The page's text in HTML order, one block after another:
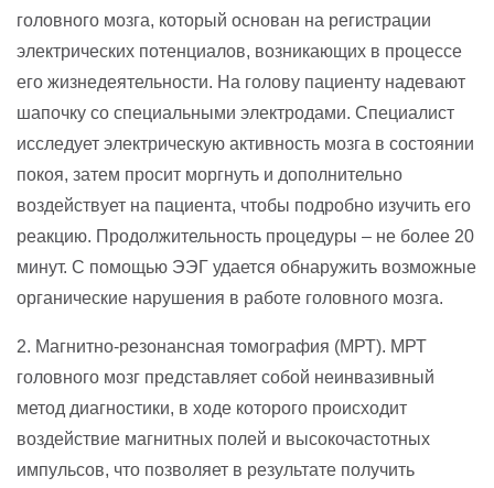
головного мозга, который основан на регистрации
электрических потенциалов, возникающих в процессе
его жизнедеятельности. На голову пациенту надевают
шапочку со специальными электродами. Специалист
исследует электрическую активность мозга в состоянии
покоя, затем просит моргнуть и дополнительно
воздействует на пациента, чтобы подробно изучить его
реакцию. Продолжительность процедуры – не более 20
минут. С помощью ЭЭГ удается обнаружить возможные
органические нарушения в работе головного мозга.
2. Магнитно-резонансная томография (МРТ). МРТ
головного мозг представляет собой неинвазивный
метод диагностики, в ходе которого происходит
воздействие магнитных полей и высокочастотных
импульсов, что позволяет в результате получить